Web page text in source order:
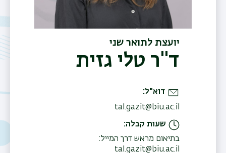
יועצת לתואר שני
ד"ר טלי גזית
דוא"ל
tal.gazit@biu.ac.il
שעות קבלה
בתיאום מראש דרך המייל:
tal.gazit@biu.ac.il